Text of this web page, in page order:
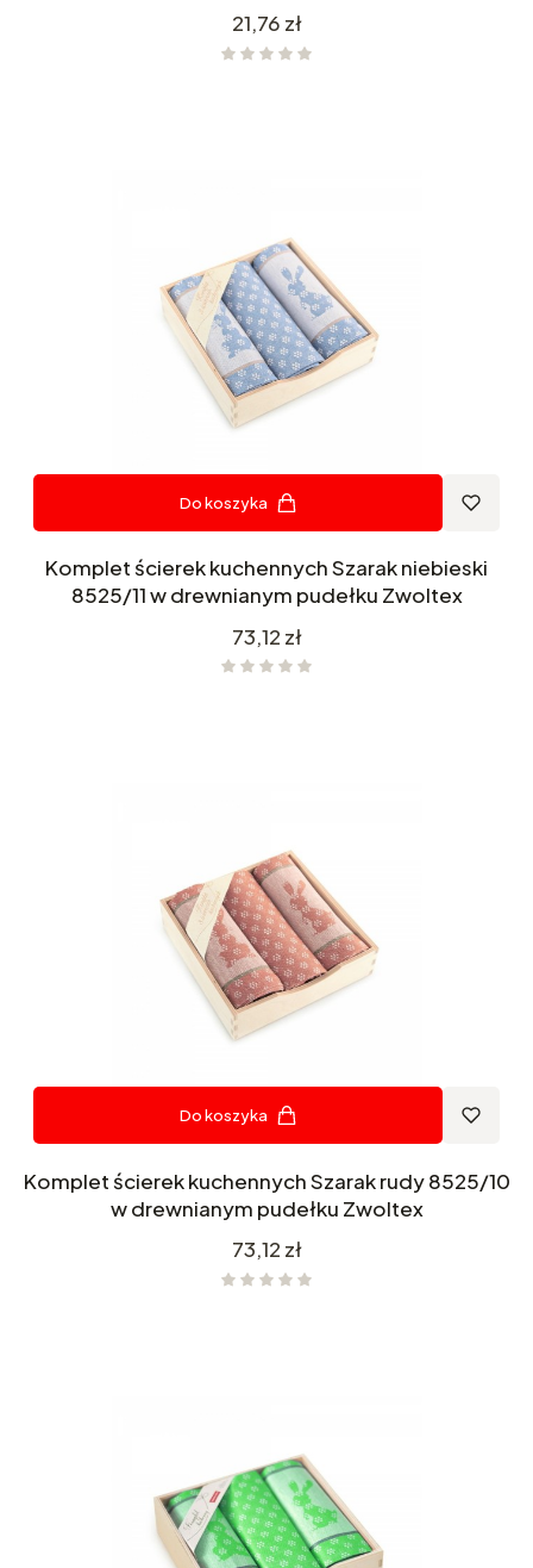
Cena
21,76 zł
Do koszyka
Komplet ścierek kuchennych Szarak niebieski
8525/11 w drewnianym pudełku Zwoltex
Cena
73,12 zł
Do koszyka
Komplet ścierek kuchennych Szarak rudy 8525/10
w drewnianym pudełku Zwoltex
Cena
73,12 zł